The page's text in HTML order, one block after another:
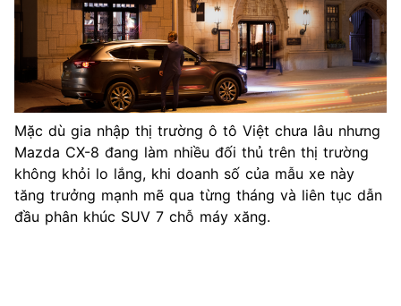
Mặc dù gia nhập thị trường ô tô Việt chưa lâu nhưng
Mazda CX-8 đang làm nhiều đối thủ trên thị trường
không khỏi lo lắng, khi doanh số của mẫu xe này
tăng trưởng mạnh mẽ qua từng tháng và liên tục dẫn
đầu phân khúc SUV 7 chỗ máy xăng.